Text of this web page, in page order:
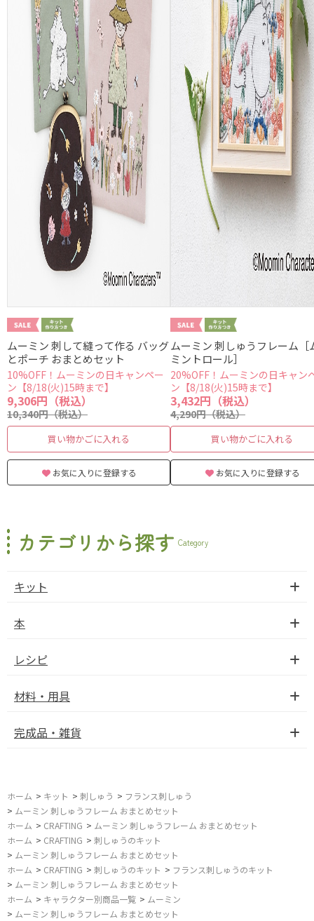
ムーミン 刺して縫って作る バッグ
とポーチ おまとめセット
10%OFF！ムーミンの日キャンペー
ン【8/18(火)15時まで】
9,306円（税込）
10,340円（税込）
買い物かごに入れる
お気に入りに登録する
ムーミン 刺しゅうフレーム［
ミントロール］
20%OFF！ムーミンの日キャン
ン【8/18(火)15時まで】
3,432円（税込）
4,290円（税込）
買い物かごに入れる
お気に入りに登録する
カテゴリから探す Category
キット
本
レシピ
材料・用具
完成品・雑貨
ホーム > キット > 刺しゅう > フランス刺しゅう
> ムーミン 刺しゅうフレーム おまとめセット
ホーム > CRAFTING > ムーミン 刺しゅうフレーム おまとめセット
ホーム > CRAFTING > 刺しゅうのキット
> ムーミン 刺しゅうフレーム おまとめセット
ホーム > CRAFTING > 刺しゅうのキット > フランス刺しゅうのキット
> ムーミン 刺しゅうフレーム おまとめセット
ホーム > キャラクター別商品一覧 > ムーミン
> ムーミン 刺しゅうフレーム おまとめセット